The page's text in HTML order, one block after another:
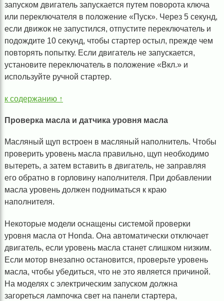
запуском двигатель запускается путем поворота ключа
или переключателя в положение «Пуск». Через 5 секунд,
если движок не запустился, отпустите переключатель и
подождите 10 секунд, чтобы стартер остыл, прежде чем
повторять попытку. Если двигатель не запускается,
установите переключатель в положение «Вкл.» и
используйте ручной стартер.
к содержанию ↑
Проверка масла и датчика уровня масла
Масляный щуп встроен в масляный наполнитель. Чтобы
проверить уровень масла правильно, щуп необходимо
вытереть, а затем вставить в двигатель, не заправляя
его обратно в горловину наполнителя. При добавлении
масла уровень должен подниматься к краю
наполнителя.
Некоторые модели оснащены системой проверки
уровня масла от Honda. Она автоматически отключает
двигатель, если уровень масла станет слишком низким.
Если мотор внезапно остановится, проверьте уровень
масла, чтобы убедиться, что не это является причиной.
На моделях с электрическим запуском должна
загореться лампочка свет на панели стартера,